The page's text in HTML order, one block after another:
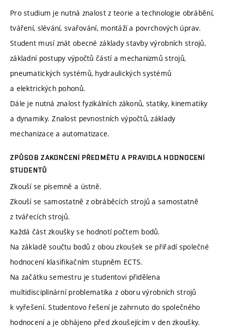
Pro studium je nutná znalost z teorie a technologie obrábění,
tváření, slévání, svařování, montáží a povrchových úprav.
Student musí znát obecné základy stavby výrobních strojů,
základní postupy výpočtů částí a mechanizmů strojů,
pneumatických systémů, hydraulických systémů
a elektrických pohonů.
Dále je nutná znalost fyzikálních zákonů, statiky, kinematiky
a dynamiky. Znalost pevnostních výpočtů, základy
mechanizace a automatizace.
ZPŮSOB ZAKONČENÍ PŘEDMĚTU A PRAVIDLA HODNOCENÍ
STUDENTŮ
Zkouší se písemně a ústně.
Zkouší se samostatně z obráběcích strojů a samostatně
z tvářecích strojů.
Každá část zkoušky se hodnotí počtem bodů.
Na základě součtu bodů z obou zkoušek se přiřadí společné
hodnocení klasifikačním stupněm ECTS.
Na začátku semestru je studentovi přidělena
multidisciplinární problematika z oboru výrobních strojů
k vyřešení. Studentovo řešení je zahrnuto do společného
hodnocení a je obhájeno před zkoušejícím v den zkoušky.